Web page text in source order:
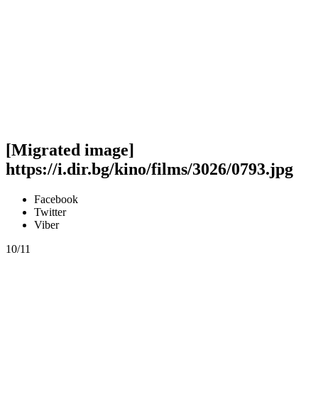
[Migrated image]
https://i.dir.bg/kino/films/3026/0793.jpg
Facebook
Twitter
Viber
10/11